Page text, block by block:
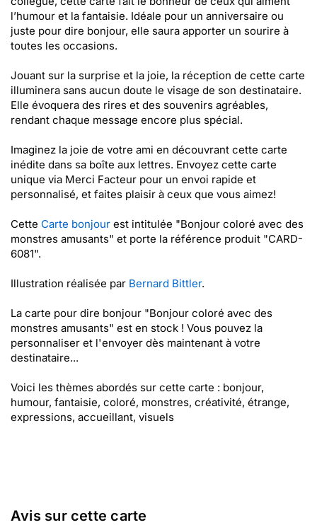
l’humour et la fantaisie. Idéale pour un anniversaire ou
juste pour dire bonjour, elle saura apporter un sourire à
toutes les occasions.
Jouant sur la surprise et la joie, la réception de cette carte
illuminera sans aucun doute le visage de son destinataire.
Elle évoquera des rires et des souvenirs agréables,
rendant chaque message encore plus spécial.
Imaginez la joie de votre ami en découvrant cette carte
inédite dans sa boîte aux lettres. Envoyez cette carte
unique via Merci Facteur pour un envoi rapide et
personnalisé, et faites plaisir à ceux que vous aimez!
Cette Carte bonjour est intitulée "Bonjour coloré avec des
monstres amusants" et porte la référence produit "CARD-
6081".
Illustration réalisée par Bernard Bittler.
La carte pour dire bonjour "Bonjour coloré avec des
monstres amusants" est en stock ! Vous pouvez la
personnaliser et l'envoyer dès maintenant à votre
destinataire...
Voici les thèmes abordés sur cette carte : bonjour,
humour, fantaisie, coloré, monstres, créativité, étrange,
expressions, accueillant, visuels
Avis sur cette carte